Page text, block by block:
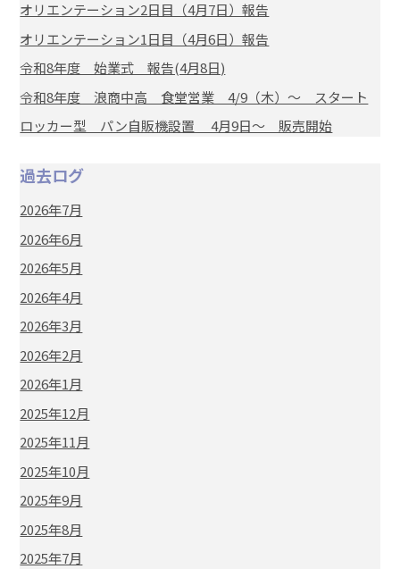
オリエンテーション2日目（4月7日）報告
オリエンテーション1日目（4月6日）報告
令和8年度 始業式 報告(4月8日)
令和8年度 浪商中高 食堂営業 4/9（木）～ スタート
ロッカー型 パン自販機設置 4月9日～ 販売開始
過去ログ
2026年7月
2026年6月
2026年5月
2026年4月
2026年3月
2026年2月
2026年1月
2025年12月
2025年11月
2025年10月
2025年9月
2025年8月
2025年7月